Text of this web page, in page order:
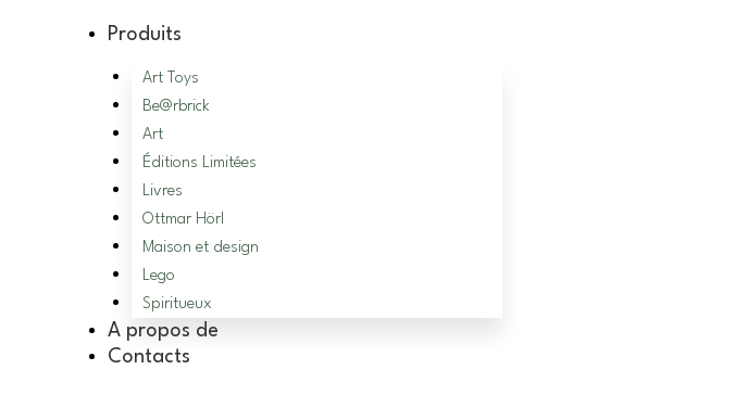
Produits
Art Toys
Be@rbrick
Art
Éditions Limitées
Livres
Ottmar Hörl
Maison et design
Lego
Spiritueux
A propos de
Contacts